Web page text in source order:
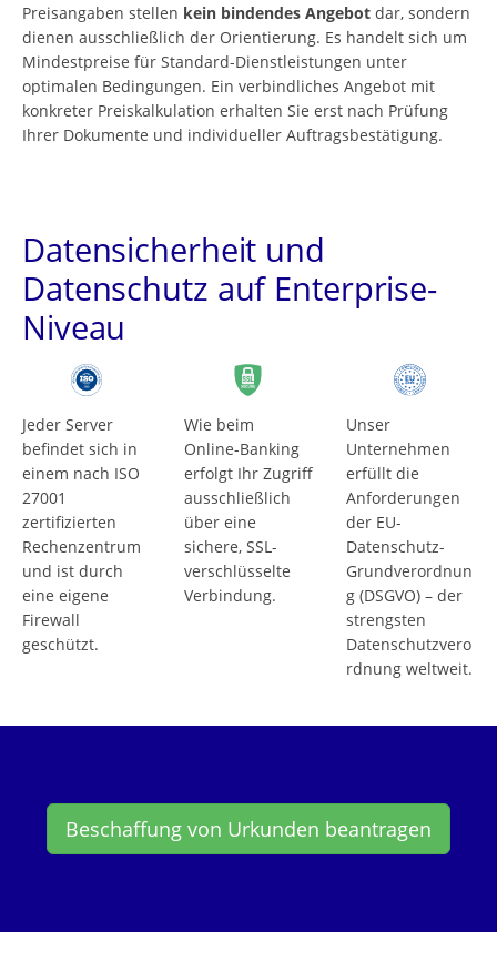
Preisangaben stellen kein bindendes Angebot dar, sondern
dienen ausschließlich der Orientierung. Es handelt sich um
Mindestpreise für Standard-Dienstleistungen unter
optimalen Bedingungen. Ein verbindliches Angebot mit
konkreter Preiskalkulation erhalten Sie erst nach Prüfung
Ihrer Dokumente und individueller Auftragsbestätigung.
Datensicherheit und
Datenschutz auf Enterprise-
Niveau
Jeder Server
befindet sich in
einem nach ISO
27001
zertifizierten
Rechenzentrum
und ist durch
eine eigene
Firewall
geschützt.
Wie beim
Online-Banking
erfolgt Ihr Zugriff
ausschließlich
über eine
sichere, SSL-
verschlüsselte
Verbindung.
Unser
Unternehmen
erfüllt die
Anforderungen
der EU-
Datenschutz-
Grundverordnun
g (DSGVO) – der
strengsten
Datenschutzvero
rdnung weltweit.
Beschaffung von Urkunden beantragen